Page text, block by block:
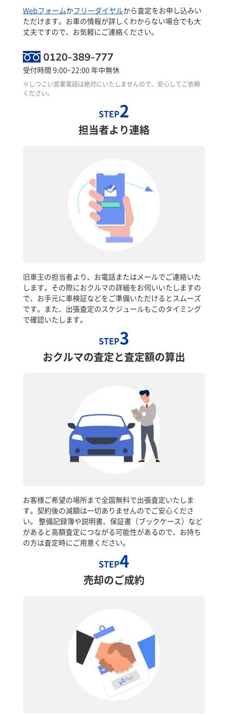
Webフォームかフリーダイヤルから査定をお申し込みい
ただけます。お車の情報が詳しくわからない場合でも大
丈夫ですので、お気軽にご連絡ください。
0120-389-777
受付時間 9:00~22:00 年中無休
※しつこい営業電話は絶対にいたしませんので、安心してご依頼
ください。
STEP2
担当者より連絡
旧車王の担当者より、お電話またはメールでご連絡いた
します。その際におクルマの詳細をお伺いいたしますの
で、お手元に車検証などをご準備いただけるとスムーズ
です。また、出張査定のスケジュールもこのタイミング
で確認いたします。
STEP3
おクルマの査定と査定額の算出
お客様ご希望の場所まで全国無料で出張査定いたしま
す。契約後の減額は一切ありませんのでご安心くださ
い。 整備記録簿や説明書、保証書（ブックケース）など
があると高額査定につながる可能性があるので、お持ち
の方は査定時にご用意ください。
STEP4
売却のご成約